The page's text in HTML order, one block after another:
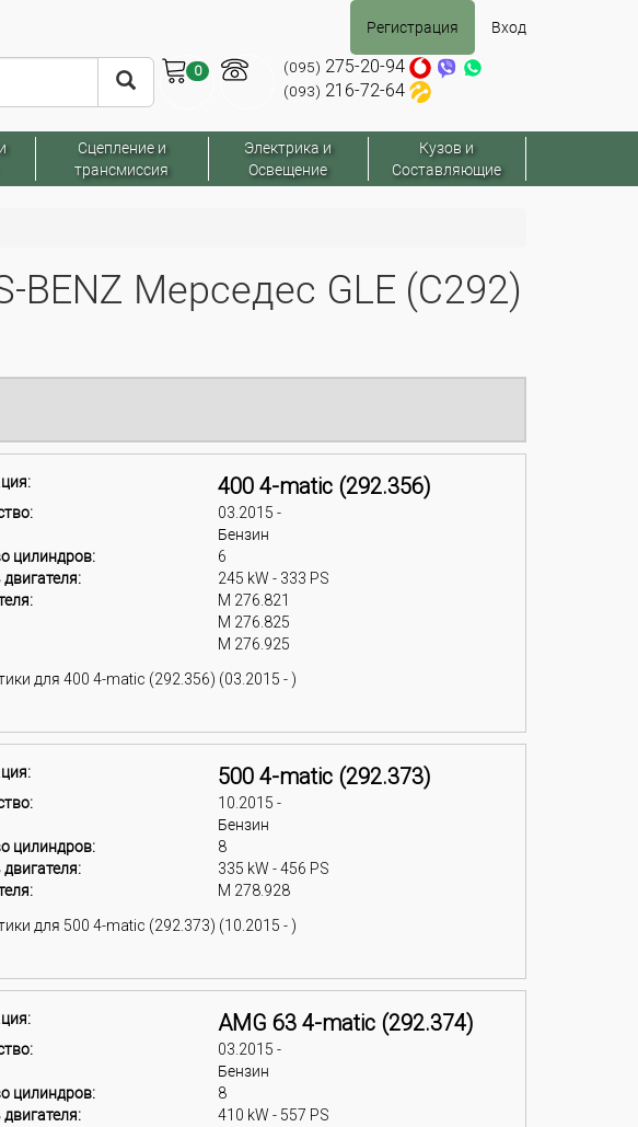
Регистрация Вход
0 (095) 275-20-94
(093) 216-72-64
Сцепление и
трансмиссия
Электрика и
Освещение
Кузов и
Составляющие
Мерседес GLE (C292)
400 4-matic (292.356)
03.2015 -
Бензин
цилиндров:
6
245 kW - 333 PS
M 276.821
M 276.825
M 276.925
для 400 4-matic (292.356) (03.2015 - )
500 4-matic (292.373)
10.2015 -
Бензин
цилиндров:
8
335 kW - 456 PS
M 278.928
для 500 4-matic (292.373) (10.2015 - )
AMG 63 4-matic (292.374)
03.2015 -
Бензин
цилиндров:
8
410 kW - 557 PS